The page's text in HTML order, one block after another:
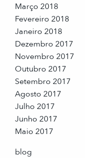
Março 2018
Fevereiro 2018
Janeiro 2018
Dezembro 2017
Novembro 2017
Outubro 2017
Setembro 2017
Agosto 2017
Julho 2017
Junho 2017
Maio 2017
blog